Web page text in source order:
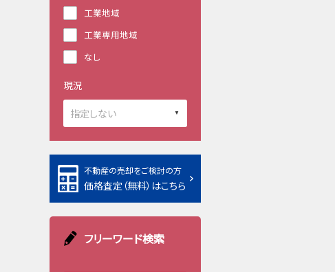
工業地域
工業専用地域
なし
現況
不動産の売却をご検討の方
価格査定（無料）はこちら
フリーワード検索